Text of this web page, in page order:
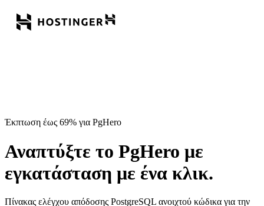
Έκπτωση έως 69% για PgHero
Αναπτύξτε το PgHero με
εγκατάσταση με ένα κλικ.
Πίνακας ελέγχου απόδοσης PostgreSQL ανοιχτού κώδικα για την